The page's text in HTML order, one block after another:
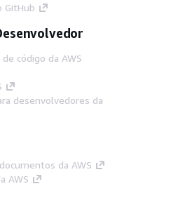
GitHub
código da AWS
desenvolvedores da
da AWS
AWS